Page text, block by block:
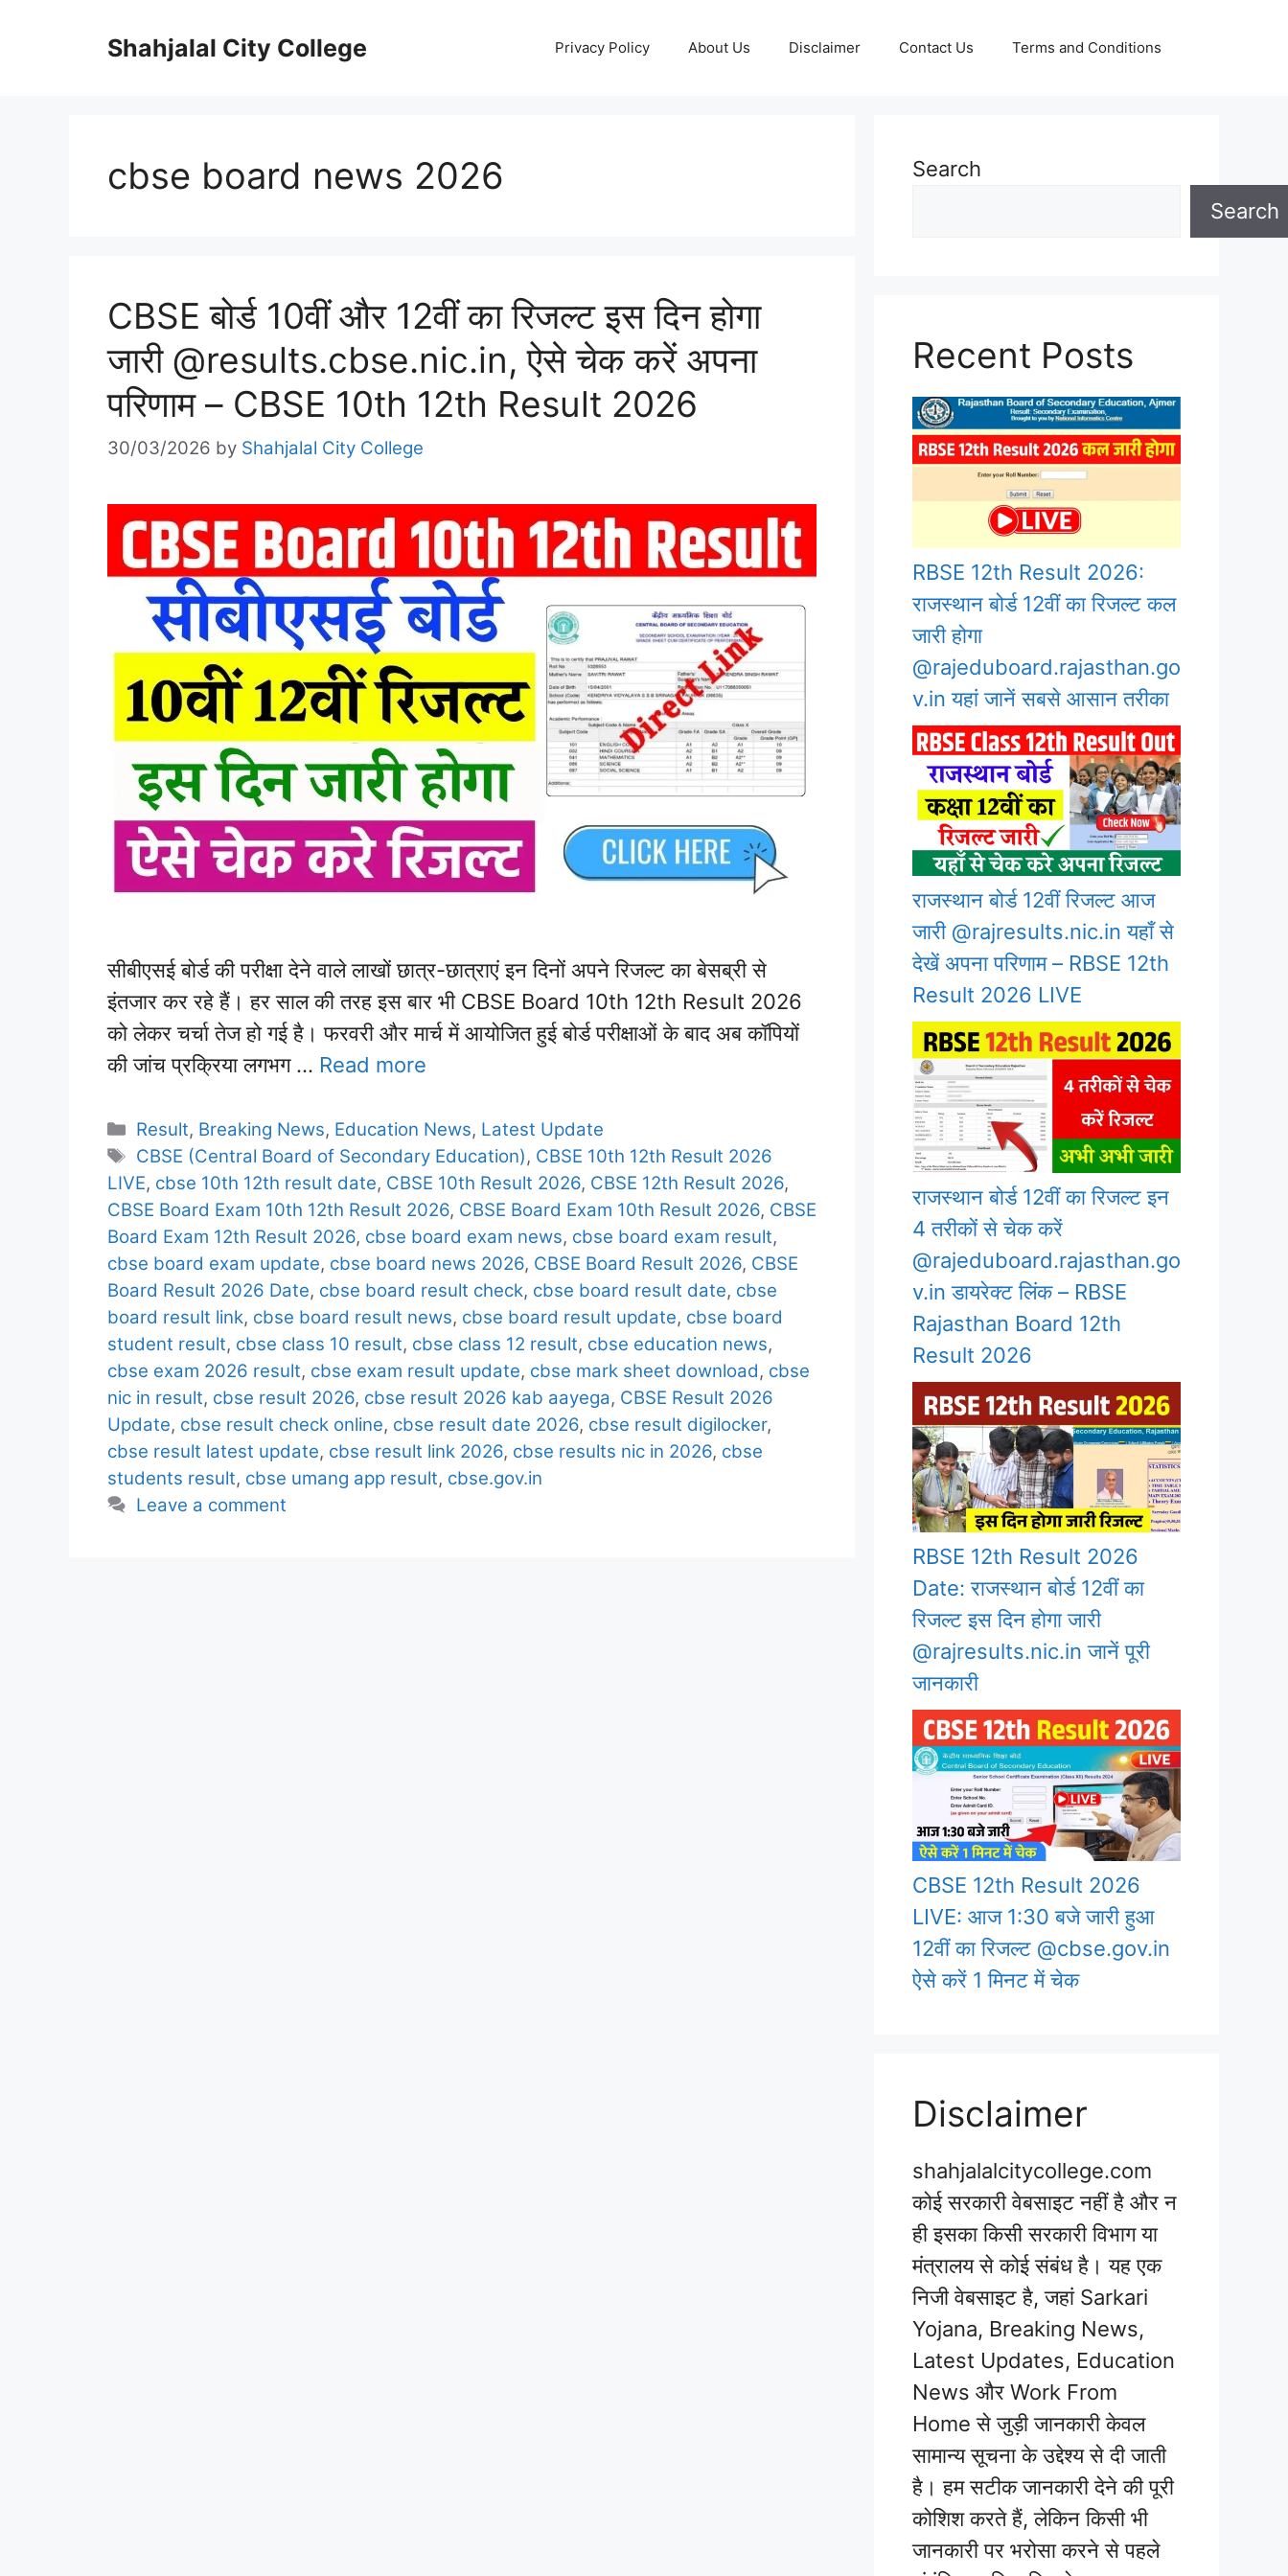
Shahjalal City College Privacy Policy About Us Disclaimer Contact Us Terms and Conditions
cbse board news 2026
CBSE बोर्ड 10वीं और 12वीं का रिजल्ट इस दिन होगा
जारी @results.cbse.nic.in, ऐसे चेक करें अपना
परिणाम – CBSE 10th 12th Result 2026
30/03/2026 by Shahjalal City College
सीबीएसई बोर्ड की परीक्षा देने वाले लाखों छात्र-छात्राएं इन दिनों अपने रिजल्ट का बेसब्री से
इंतजार कर रहे हैं। हर साल की तरह इस बार भी CBSE Board 10th 12th Result 2026
को लेकर चर्चा तेज हो गई है। फरवरी और मार्च में आयोजित हुई बोर्ड परीक्षाओं के बाद अब कॉपियों
की जांच प्रक्रिया लगभग … Read more
Categories
Result, Breaking News, Education News, Latest Update
Tags
CBSE (Central Board of Secondary Education), CBSE 10th 12th Result 2026
LIVE, cbse 10th 12th result date, CBSE 10th Result 2026, CBSE 12th Result 2026,
CBSE Board Exam 10th 12th Result 2026, CBSE Board Exam 10th Result 2026, CBSE
Board Exam 12th Result 2026, cbse board exam news, cbse board exam result,
cbse board exam update, cbse board news 2026, CBSE Board Result 2026, CBSE
Board Result 2026 Date, cbse board result check, cbse board result date, cbse
board result link, cbse board result news, cbse board result update, cbse board
student result, cbse class 10 result, cbse class 12 result, cbse education news,
cbse exam 2026 result, cbse exam result update, cbse mark sheet download, cbse
nic in result, cbse result 2026, cbse result 2026 kab aayega, CBSE Result 2026
Update, cbse result check online, cbse result date 2026, cbse result digilocker,
cbse result latest update, cbse result link 2026, cbse results nic in 2026, cbse
students result, cbse umang app result, cbse.gov.in
Leave a comment
Search
Search
Recent Posts
RBSE 12th Result 2026:
राजस्थान बोर्ड 12वीं का रिजल्ट कल
जारी होगा
@rajeduboard.rajasthan.go
v.in यहां जानें सबसे आसान तरीका
राजस्थान बोर्ड 12वीं रिजल्ट आज
जारी @rajresults.nic.in यहाँ से
देखें अपना परिणाम – RBSE 12th
Result 2026 LIVE
राजस्थान बोर्ड 12वीं का रिजल्ट इन
4 तरीकों से चेक करें
@rajeduboard.rajasthan.go
v.in डायरेक्ट लिंक – RBSE
Rajasthan Board 12th
Result 2026
RBSE 12th Result 2026
Date: राजस्थान बोर्ड 12वीं का
रिजल्ट इस दिन होगा जारी
@rajresults.nic.in जानें पूरी
जानकारी
CBSE 12th Result 2026
LIVE: आज 1:30 बजे जारी हुआ
12वीं का रिजल्ट @cbse.gov.in
ऐसे करें 1 मिनट में चेक
Disclaimer
shahjalalcitycollege.com
कोई सरकारी वेबसाइट नहीं है और न
ही इसका किसी सरकारी विभाग या
मंत्रालय से कोई संबंध है। यह एक
निजी वेबसाइट है, जहां Sarkari
Yojana, Breaking News,
Latest Updates, Education
News और Work From
Home से जुड़ी जानकारी केवल
सामान्य सूचना के उद्देश्य से दी जाती
है। हम सटीक जानकारी देने की पूरी
कोशिश करते हैं, लेकिन किसी भी
जानकारी पर भरोसा करने से पहले